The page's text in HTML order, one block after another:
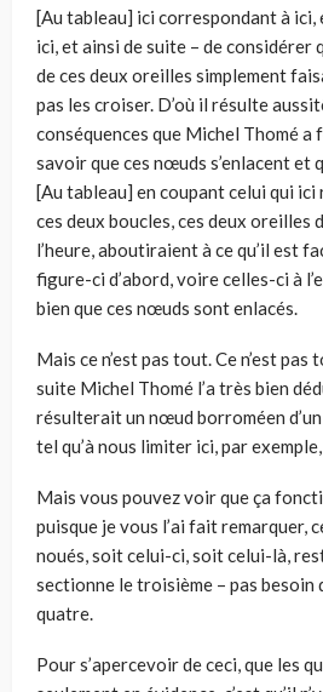
[Au tableau] ici correspondant à
ici, et ainsi de suite – de considérer
de ces deux oreilles simplement
pas les croiser. D’où il résulte
conséquences que Michel Thomé a
savoir que ces nœuds s’enlacent et
[Au tableau] en coupant celui qui
ces deux boucles, ces deux oreilles
l’heure, aboutiraient à ce qu’il est
figure-ci d’abord, voire celles-ci à
bien que ces nœuds sont enlacés.
Mais ce n’est pas tout. Ce n’est
suite Michel Thomé l’a très bien
résulterait un nœud borroméen
tel qu’à nous limiter ici, par
Mais vous pouvez voir que ça
puisque je vous l’ai fait remarquer,
noués, soit celui-ci, soit celui-là,
sectionne le troisième – pas besoin
quatre.
Pour s’apercevoir de ceci, que les